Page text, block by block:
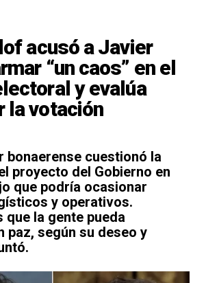
acusó a Javier
“un caos” en el
y evalúa
la votación
bonaerense cuestionó la
proyecto del Gobierno en
que podría ocasionar
y operativos.
que la gente pueda
paz, según su deseo y